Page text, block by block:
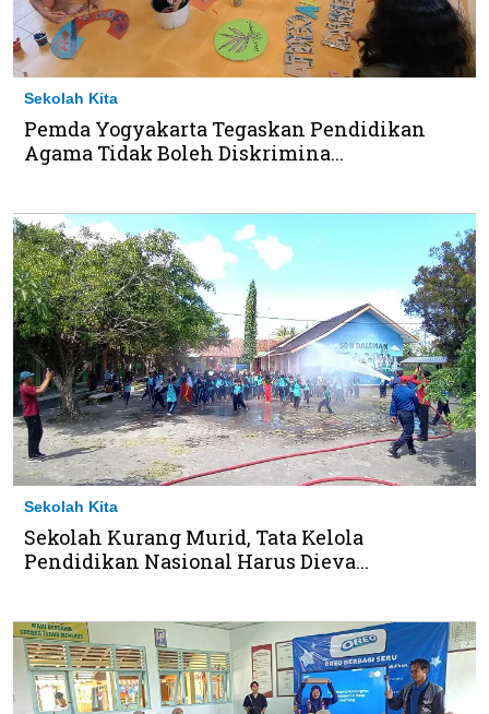
Sekolah Kita
Pemda Yogyakarta Tegaskan Pendidikan
Agama Tidak Boleh Diskrimina...
Sekolah Kita
Sekolah Kurang Murid, Tata Kelola
Pendidikan Nasional Harus Dieva...